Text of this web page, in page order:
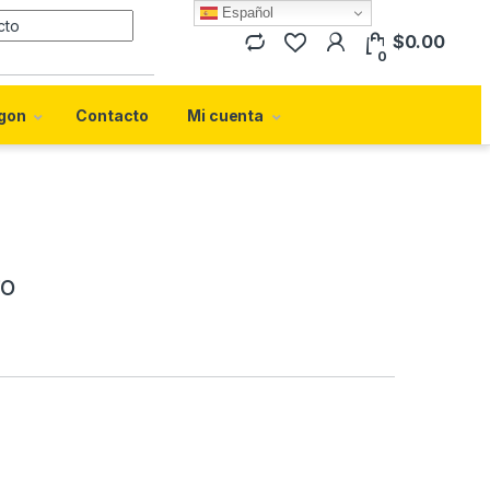
Search for:
0
$0.00
Contacto Mi cuenta
Español